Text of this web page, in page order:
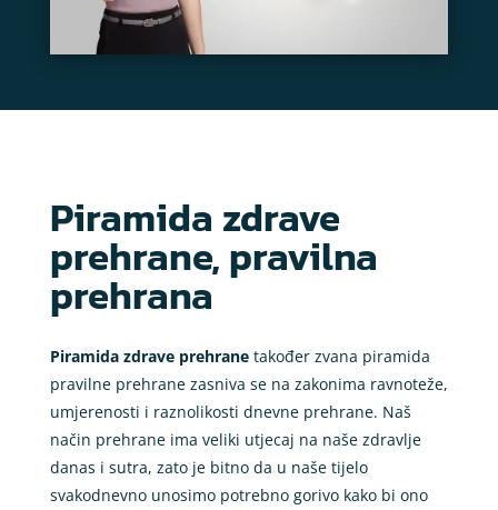
Piramida zdrave
prehrane, pravilna
prehrana
Piramida zdrave prehranetakođer zvana piramida
pravilne prehrane zasniva se na zakonima ravnoteže,
umjerenosti i raznolikosti dnevne prehrane. Naš
način prehrane ima veliki utjecaj na naše zdravlje
danas i sutra, zato je bitno da u naše tijelo
svakodnevno unosimo potrebno gorivo kako bi ono